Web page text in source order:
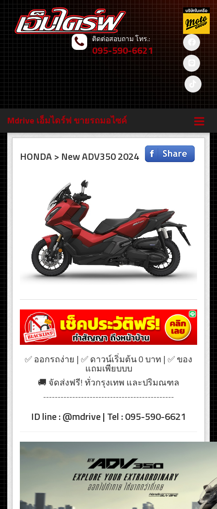
ติดต่อสอบถาม โทร.:
095-590-6621
Mdrive เอ็มไดร์ฟ ขายรถมอไซค์
HONDA > New ADV350 2024
✅ ออกรถง่าย | ✅ ดาวน์เริ่มต้น 0 บาท | ✅ ของ
แถมเพียบบบ
🚚 จัดส่งฟรี! ทั่วกรุงเทพ และปริมณฑล
---------------------------------------------
ID line : @mdrive | Tel : 095-590-6621